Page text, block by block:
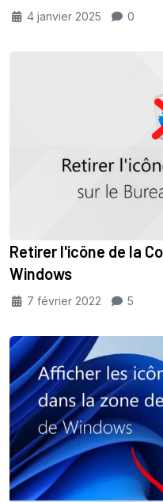
4 janvier 2025 0
Retirer l'icône de la
Windows
7 février 2022 5